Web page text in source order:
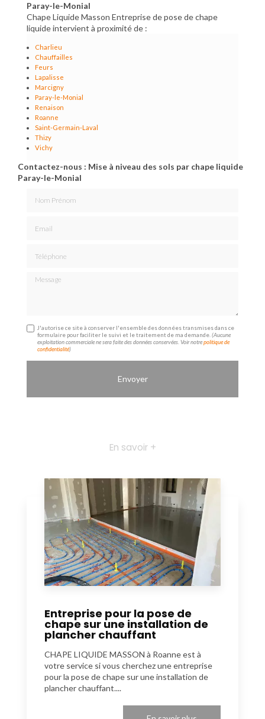
Paray-le-Monial
Chape Liquide Masson Entreprise de pose de chape
liquide intervient à proximité de :
Charlieu
Chauffailles
Feurs
Lapalisse
Marcigny
Paray-le-Monial
Renaison
Roanne
Saint-Germain-Laval
Thizy
Vichy
Contactez-nous : Mise à niveau des sols par chape liquide
Paray-le-Monial
Message
J'autorise ce site à conserver l'ensemble des données transmises dans ce
formulaire pour faciliter le suivi et le traitement de ma demande.(Aucune
exploitation commerciale ne sera faite des données conservées. Voir notrepolitique de
confidentialité)
En savoir +
Entreprise pour la pose de
chape sur une installation de
plancher chauffant
CHAPE LIQUIDE MASSON à Roanne est à
votre service si vous cherchez une entreprise
pour la pose de chape sur une installation de
plancher chauffant....